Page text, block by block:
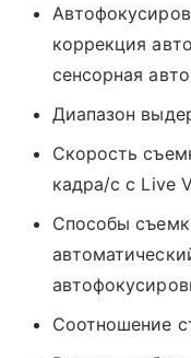
коррекция
сенсорная
Диапазон
Скорость
кадра/с с Live
Способы
Соотношение